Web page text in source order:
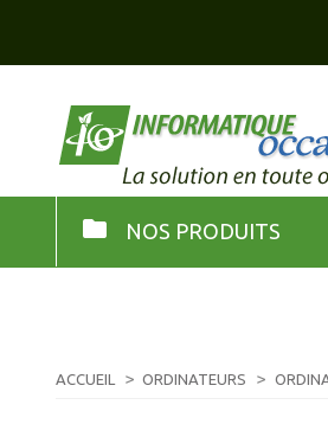
folder NOS PRODUITS
ACCUEIL ORDINATEURS